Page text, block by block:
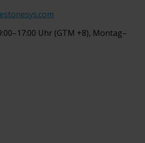
Uhr (GTM +8), Montag–